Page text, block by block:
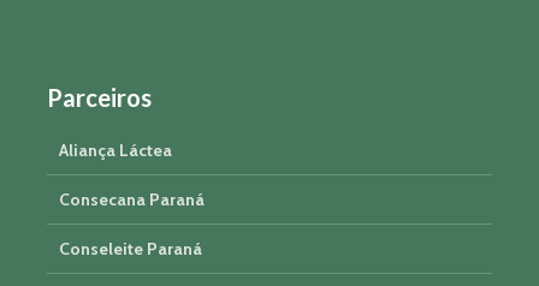
Parceiros
Aliança Láctea
Consecana Paraná
Conseleite Paraná